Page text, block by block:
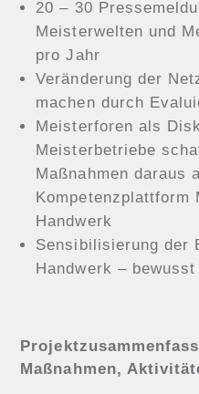
20 – 30
Meisterwelten und
pro Jahr
Veränderung der
machen durch
Meisterforen als
Meisterbetriebe
Maßnahmen daraus
Kompetenzplattform
Handwerk
Sensibilisierung der
Handwerk –
Maßnahmen,